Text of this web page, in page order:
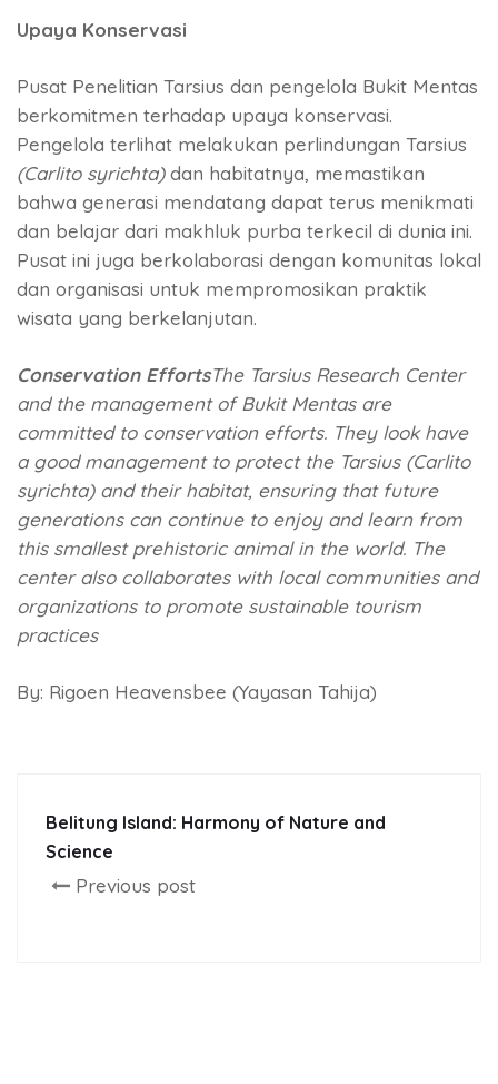
Upaya Konservasi
Pusat Penelitian Tarsius dan pengelola Bukit Mentas
berkomitmen terhadap upaya konservasi.
Pengelola terlihat melakukan perlindungan Tarsius
(Carlito syrichta)dan habitatnya, memastikan
bahwa generasi mendatang dapat terus menikmati
dan belajar dari makhluk purba terkecil di dunia ini.
Pusat ini juga berkolaborasi dengan komunitas lokal
dan organisasi untuk mempromosikan praktik
wisata yang berkelanjutan.
Conservation EffortsThe Tarsius Research Center
and the management of Bukit Mentas are
committed to conservation efforts. They look have
a good management to protect the Tarsius (Carlito
syrichta) and their habitat, ensuring that future
generations can continue to enjoy and learn from
this smallest prehistoric animal in the world. The
center also collaborates with local communities and
organizations to promote sustainable tourism
practices
By: Rigoen Heavensbee (Yayasan Tahija)
Belitung Island: Harmony of Nature and
Science
Previous post